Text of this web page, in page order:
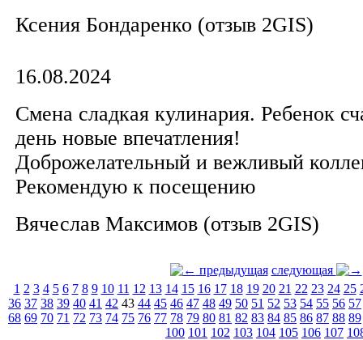
Ксения Бондаренко (отзыв 2GIS)
16.08.2024
Смена сладкая кулинария. Ребенок
день новые впечатления!
Доброжелательный и вежливый
Рекомендую к посещению
Вячеслав Максимов (отзыв 2GIS)
предыдущая следующая
1 2 3 4 5 6 7 8 9 10 11 12 13 14 15 16 17 18 19 20 21 22 23 24 25
36 37 38 39 40 41 42 43 44 45 46 47 48 49 50 51 52 53 54 55 56 57
68 69 70 71 72 73 74 75 76 77 78 79 80 81 82 83 84 85 86 87 88 89
100 101 102 103 104 105 106 107